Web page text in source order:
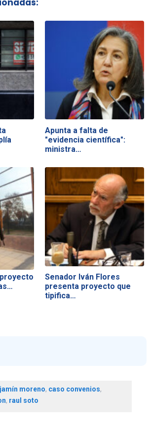
Apunta a falta de
"evidencia científica":
ministra…
Senador Iván Flores
presenta proyecto que
tipifica…
moreno, caso convenios,
, raul soto